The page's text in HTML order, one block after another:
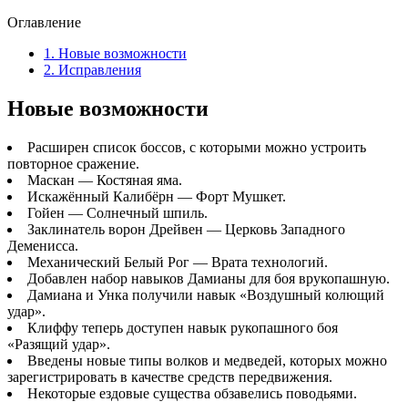
Оглавление
1. Новые возможности
2. Исправления
Новые возможности
Расширен список боссов, с которыми можно устроить
повторное сражение.
Маскан — Костяная яма.
Искажённый Калибёрн — Форт Мушкет.
Гойен — Солнечный шпиль.
Заклинатель ворон Дрейвен — Церковь Западного
Деменисса.
Механический Белый Рог — Врата технологий.
Добавлен набор навыков Дамианы для боя врукопашную.
Дамиана и Унка получили навык «Воздушный колющий
удар».
Клиффу теперь доступен навык рукопашного боя
«Разящий удар».
Введены новые типы волков и медведей, которых можно
зарегистрировать в качестве средств передвижения.
Некоторые ездовые существа обзавелись поводьями.